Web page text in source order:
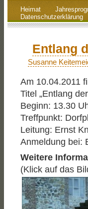
Heimat
Datenschutzerklärung
Entlang
Susanne
Am 10.04.2011
Titel „Entlang
Beginn: 13.30
Treffpunkt:
Leitung: Ernst
Anmeldung bei:
Weitere
(Klick auf das